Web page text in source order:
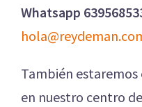
Whatsapp
También
en nuestro centro de